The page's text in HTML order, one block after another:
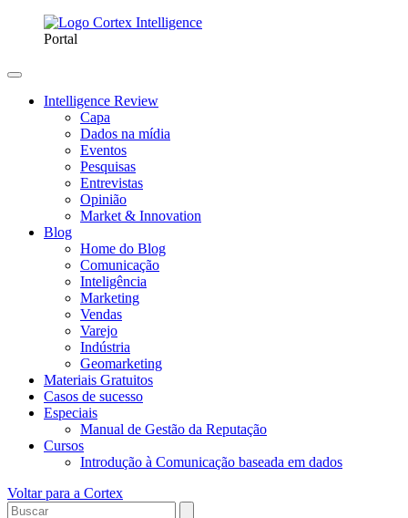
Portal
Intelligence Review
Capa
Dados na mídia
Eventos
Pesquisas
Entrevistas
Opinião
Market & Innovation
Blog
Home do Blog
Comunicação
Inteligência
Marketing
Vendas
Varejo
Indústria
Geomarketing
Materiais Gratuitos
Casos de sucesso
Especiais
Manual de Gestão da Reputação
Cursos
Introdução à Comunicação baseada em dados
Voltar para a Cortex